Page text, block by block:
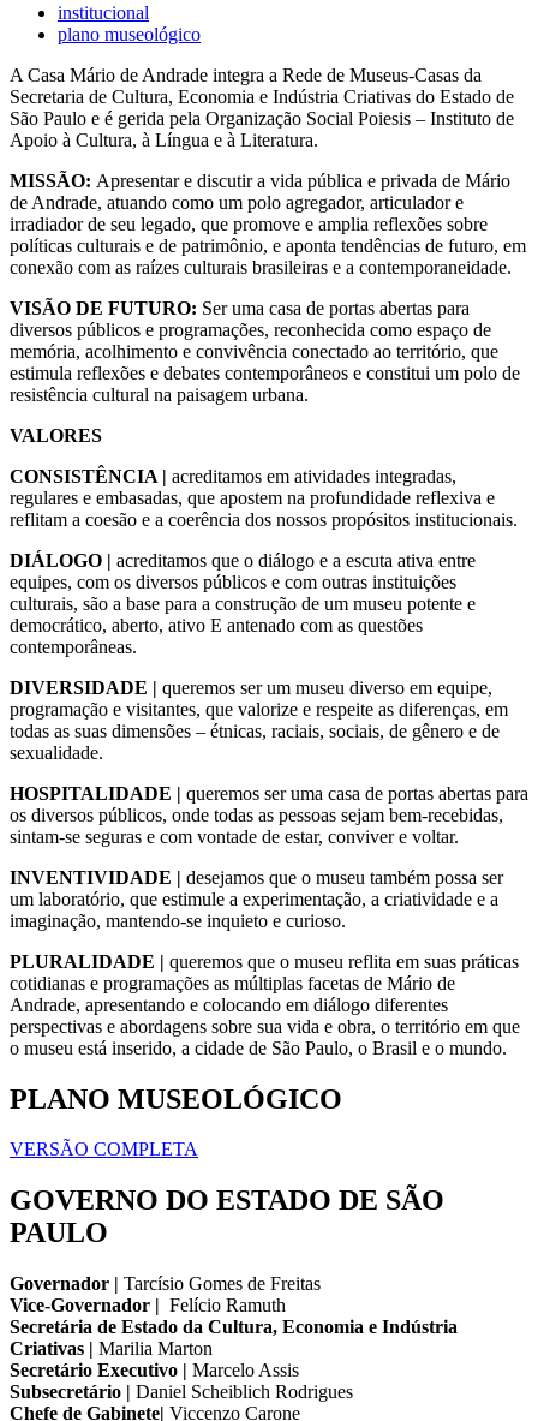
institucional
plano museológico
A Casa Mário de Andrade integra a Rede de Museus-Casas da
Secretaria de Cultura, Economia e Indústria Criativas do Estado de
São Paulo e é gerida pela Organização Social Poiesis – Instituto de
Apoio à Cultura, à Língua e à Literatura.
MISSÃO: Apresentar e discutir a vida pública e privada de Mário
de Andrade, atuando como um polo agregador, articulador e
irradiador de seu legado, que promove e amplia reflexões sobre
políticas culturais e de patrimônio, e aponta tendências de futuro, em
conexão com as raízes culturais brasileiras e a contemporaneidade.
VISÃO DE FUTURO: Ser uma casa de portas abertas para
diversos públicos e programações, reconhecida como espaço de
memória, acolhimento e convivência conectado ao território, que
estimula reflexões e debates contemporâneos e constitui um polo de
resistência cultural na paisagem urbana.
VALORES
CONSISTÊNCIA | acreditamos em atividades integradas,
regulares e embasadas, que apostem na profundidade reflexiva e
reflitam a coesão e a coerência dos nossos propósitos institucionais.
DIÁLOGO | acreditamos que o diálogo e a escuta ativa entre
equipes, com os diversos públicos e com outras instituições
culturais, são a base para a construção de um museu potente e
democrático, aberto, ativo E antenado com as questões
contemporâneas.
DIVERSIDADE | queremos ser um museu diverso em equipe,
programação e visitantes, que valorize e respeite as diferenças, em
todas as suas dimensões – étnicas, raciais, sociais, de gênero e de
sexualidade.
HOSPITALIDADE | queremos ser uma casa de portas abertas para
os diversos públicos, onde todas as pessoas sejam bem-recebidas,
sintam-se seguras e com vontade de estar, conviver e voltar.
INVENTIVIDADE | desejamos que o museu também possa ser
um laboratório, que estimule a experimentação, a criatividade e a
imaginação, mantendo-se inquieto e curioso.
PLURALIDADE | queremos que o museu reflita em suas práticas
cotidianas e programações as múltiplas facetas de Mário de
Andrade, apresentando e colocando em diálogo diferentes
perspectivas e abordagens sobre sua vida e obra, o território em que
o museu está inserido, a cidade de São Paulo, o Brasil e o mundo.
PLANO MUSEOLÓGICO
VERSÃO COMPLETA
GOVERNO DO ESTADO DE SÃO
PAULO
Governador | Tarcísio Gomes de Freitas
Vice-Governador | Felício Ramuth
Secretária de Estado da Cultura, Economia e Indústria
Criativas | Marilia Marton
Secretário Executivo | Marcelo Assis
Subsecretário | Daniel Scheiblich Rodrigues
Chefe de Gabinete| Viccenzo Carone